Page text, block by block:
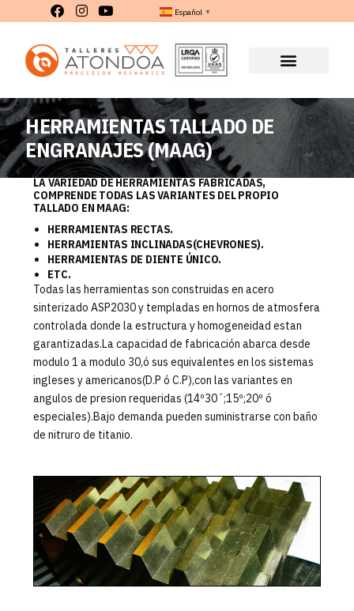
Español ▼
HERRAMIENTAS TALLADO DE
ENGRANAJES (MAAG)
LA VARIEDAD DE HERRAMIENTAS FABRICADAS,
COMPRENDE TODAS LAS VARIANTES DEL PROPIO
TALLADO EN MAAG:
HERRAMIENTAS RECTAS.
HERRAMIENTAS INCLINADAS(CHEVRONES).
HERRAMIENTAS DE DIENTE ÚNICO.
ETC.
Todas las herramientas son construidas en acero
sinterizado ASP2030 y templadas en hornos de atmosfera
controlada donde la estructura y homogeneidad estan
garantizadas.La capacidad de fabricación abarca desde
modulo 1 a modulo 30,ó sus equivalentes en los sistemas
ingleses y americanos(D.P ó C.P),con las variantes en
angulos de presion requeridas (14º30´;15º;20º ó
especiales).Bajo demanda pueden suministrarse con baño
de nitruro de titanio.